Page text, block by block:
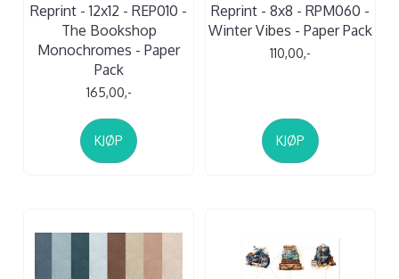
Reprint - 12x12 - REP010 -
The Bookshop
Monochromes - Paper
Pack
165,00,-
KJØP
Reprint - 8x8 - RPM060 -
Winter Vibes - Paper Pack
110,00,-
KJØP